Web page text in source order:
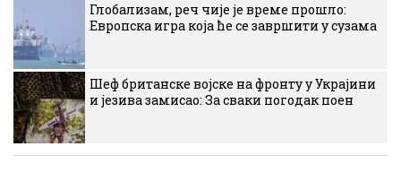
Глобализам, реч чије је време прошло:
Европска игра која ће се завршити у сузама
Шеф британске војске на фронту у Украјини
и језива замисао: За сваки погодак поен